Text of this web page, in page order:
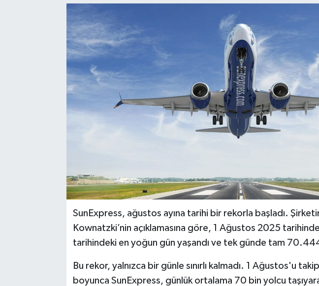
SunExpress, ağustos ayına tarihi bir rekorla başladı.
Kownatzki’nin açıklamasına göre, 1 Ağustos 2025
tarihindeki en yoğun gün yaşandı ve tek günde tam
Bu rekor, yalnızca bir günle sınırlı kalmadı. 1 Ağustos'u
boyunca SunExpress, günlük ortalama 70 bin yolcu